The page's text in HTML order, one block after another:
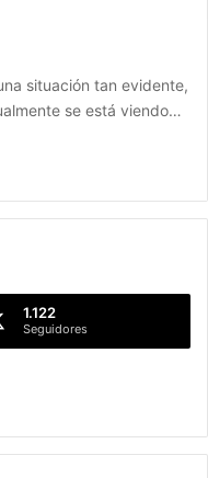
situación tan evidente,
se está viendo…
1.122
Seguidores